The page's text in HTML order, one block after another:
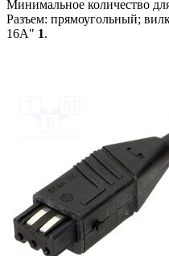
Минимальное количество
Разъем: прямоугольный;
16А" 1.